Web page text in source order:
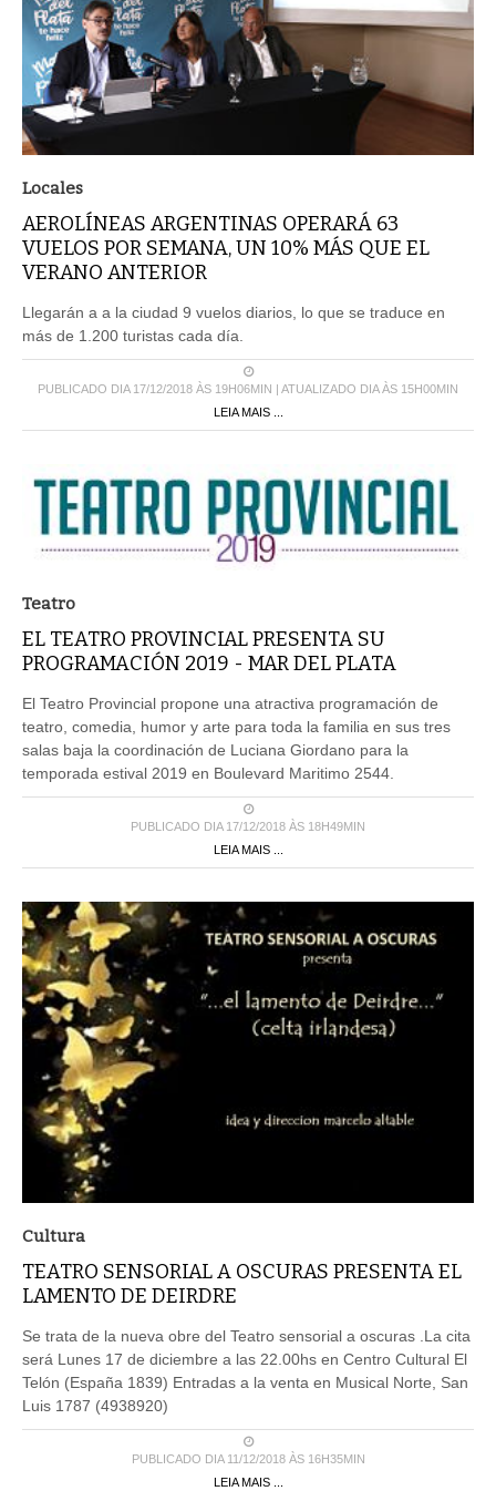
Locales
AEROLÍNEAS ARGENTINAS OPERARÁ 63
VUELOS POR SEMANA, UN 10% MÁS QUE EL
VERANO ANTERIOR
Llegarán a a la ciudad 9 vuelos diarios, lo que se traduce en
más de 1.200 turistas cada día.
PUBLICADO DIA 17/12/2018 ÀS 19H06MIN | ATUALIZADO DIA ÀS 15H00MIN
LEIA MAIS ...
Teatro
EL TEATRO PROVINCIAL PRESENTA SU
PROGRAMACIÓN 2019 - MAR DEL PLATA
El Teatro Provincial propone una atractiva programación de
teatro, comedia, humor y arte para toda la familia en sus tres
salas baja la coordinación de Luciana Giordano para la
temporada estival 2019 en Boulevard Maritimo 2544.
PUBLICADO DIA 17/12/2018 ÀS 18H49MIN
LEIA MAIS ...
Cultura
TEATRO SENSORIAL A OSCURAS PRESENTA EL
LAMENTO DE DEIRDRE
Se trata de la nueva obre del Teatro sensorial a oscuras .La cita
será Lunes 17 de diciembre a las 22.00hs en Centro Cultural El
Telón (España 1839) Entradas a la venta en Musical Norte, San
Luis 1787 (4938920)
PUBLICADO DIA 11/12/2018 ÀS 16H35MIN
LEIA MAIS ...